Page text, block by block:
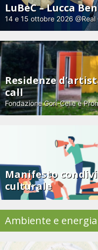
LuBeC – Lucca
14 e 15 ottobre 2026 @Real
Residenze
call
Fondazione Gori-Celle e
Manifesto
culturale
Ambiente e energia